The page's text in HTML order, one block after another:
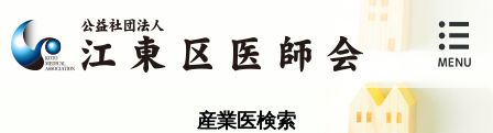
産業医検索